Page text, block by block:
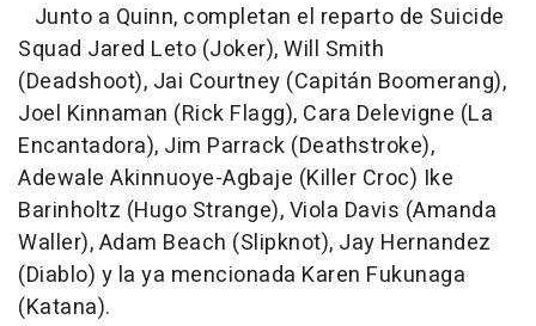
Junto a Quinn, completan el reparto de Suicide
Squad Jared Leto (Joker), Will Smith
(Deadshoot), Jai Courtney (Capitán Boomerang),
Joel Kinnaman (Rick Flagg), Cara Delevigne (La
Encantadora), Jim Parrack (Deathstroke),
Adewale Akinnuoye-Agbaje (Killer Croc) Ike
Barinholtz (Hugo Strange), Viola Davis (Amanda
Waller), Adam Beach (Slipknot), Jay Hernandez
(Diablo) y la ya mencionada Karen Fukunaga
(Katana).